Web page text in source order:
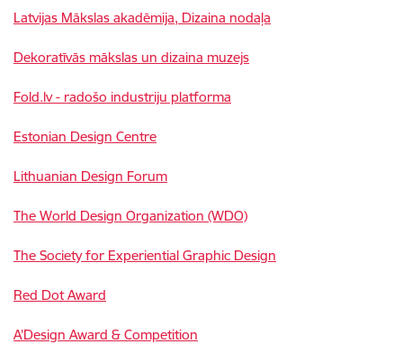
Latvijas Mākslas akadēmija, Dizaina nodaļa
Dekoratīvās mākslas un dizaina muzejs
Fold.lv - radošo industriju platforma
Estonian Design Centre
Lithuanian Design Forum
The World Design Organization (WDO)
The Society for Experiential Graphic Design
Red Dot Award
A’Design Award & Competition